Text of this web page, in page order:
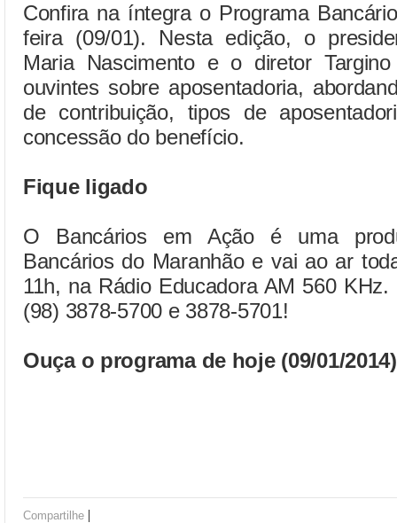
Confira na íntegra o Programa
feira (09/01). Nesta edição, o
Maria Nascimento e o diretor
ouvintes sobre aposentadoria,
de contribuição, tipos de
concessão do benefício.
Fique ligado
O Bancários em Ação é uma
Bancários do Maranhão e vai ao ar
11h, na Rádio Educadora AM 560
(98) 3878-5700 e 3878-5701!
Ouça o programa de hoje (09/01/
Compartilhe |